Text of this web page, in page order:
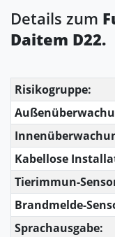
Details zum
Daitem D22.
Risikogruppe:
Kabellose
Tierimmun-
Brandmelde-
Sprachausgabe: